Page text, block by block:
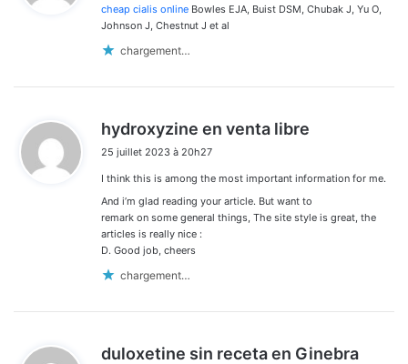
:
cheap cialis online Bowles EJA, Buist DSM, Chubak J, Yu O,
Johnson J, Chestnut J et al
chargement…
hydroxyzine en venta libre
25 juillet 2023 à 20h27
I think this is among the most important information for me.
And i’m glad reading your article. But want to
remark on some general things, The site style is great, the
articles is really nice :
D. Good job, cheers
chargement…
duloxetine sin receta en Ginebra